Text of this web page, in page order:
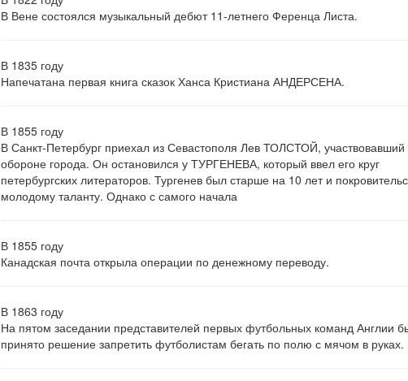
В Вене состоялся музыкальный дебют 11-летнего Ференца Листа.
В 1835 году
Напечатана первая книга сказок Ханса Кристиана АНДЕРСЕНА.
В 1855 году
В Санкт-Петербург приехал из Севастополя Лев ТОЛСТОЙ, участвовавший
обороне города. Он остановился у ТУРГЕНЕВА, который ввел его круг
петербургских литераторов. Тургенев был старше на 10 лет и
молодому таланту. Однако с самого начала
В 1855 году
Канадская почта открыла операции по денежному переводу.
В 1863 году
На пятом заседании представителей первых футбольных команд Англии
принято решение запретить футболистам бегать по полю с мячом в руках.